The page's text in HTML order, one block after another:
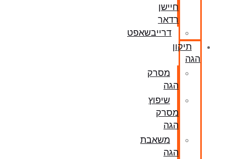
חיישן
רדאר
דרייבשאפט
תיקון
הגה
מסרק
הגה
שיפוץ
מסרק
הגה
משאבת
הגה